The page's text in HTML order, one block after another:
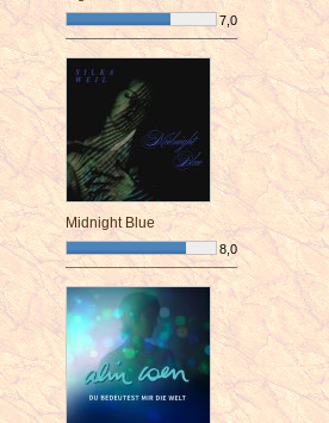
7,0
¯¯¯¯¯¯¯¯¯¯¯¯¯¯¯¯¯¯¯¯¯¯¯¯
Midnight Blue
8,0
¯¯¯¯¯¯¯¯¯¯¯¯¯¯¯¯¯¯¯¯¯¯¯¯